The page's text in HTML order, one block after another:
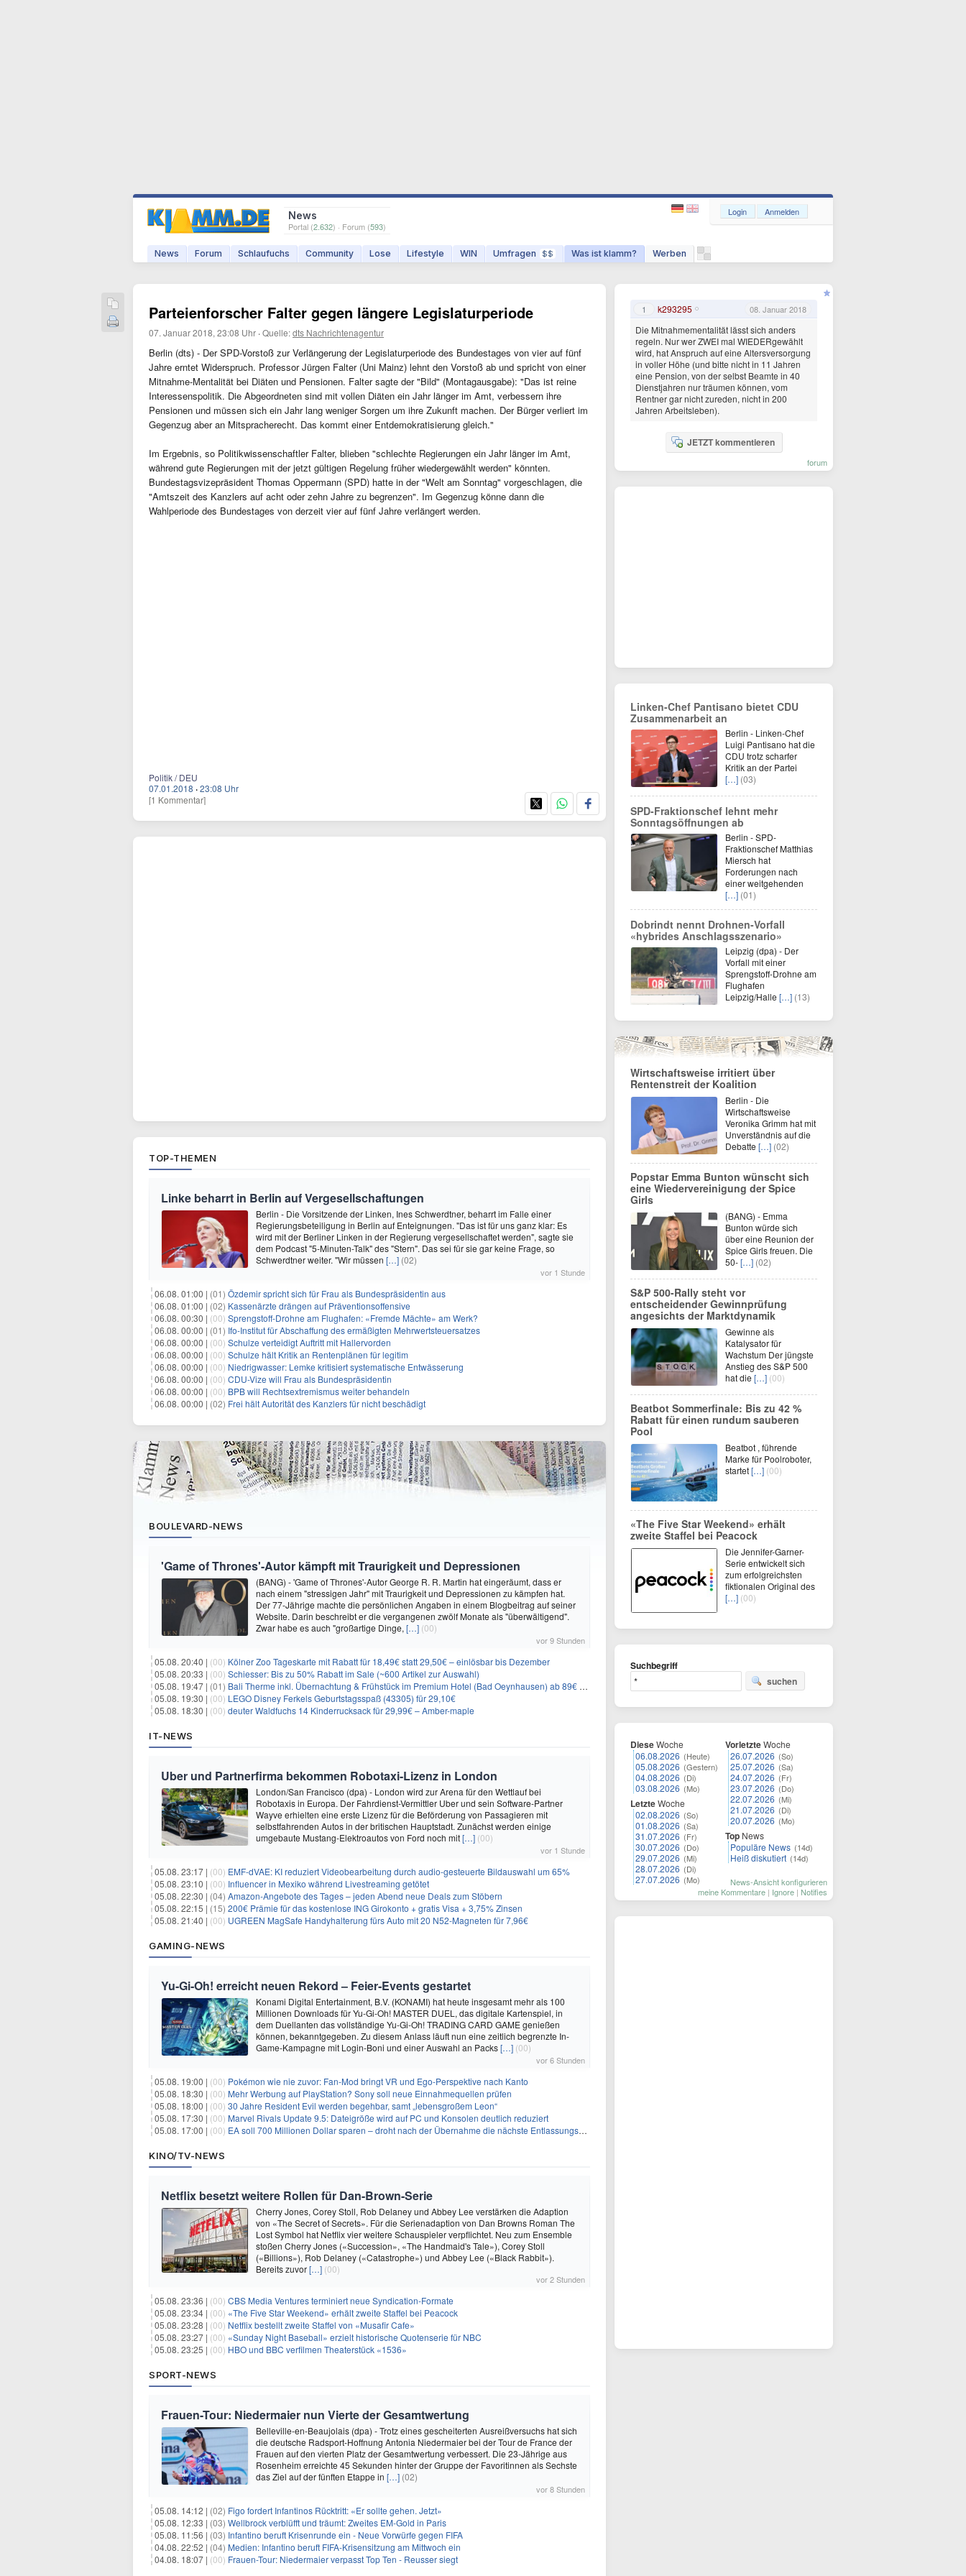
News
Portal (2.632) · Forum (593)
News Forum Schlaufuchs Community Lose Lifestyle WIN Umfragen $$ Was ist klamm? Werben
Login Anmelden
Parteienforscher Falter gegen längere Legislaturperiode
07. Januar 2018, 23:08 Uhr ·Quelle:dts Nachrichtenagentur
Berlin (dts) - Der SPD-Vorstoß zur Verlängerung der Legislaturperiode des Bundestages von vier auf fünf
Jahre erntet Widerspruch. Professor Jürgen Falter (Uni Mainz) lehnt den Vorstoß ab und spricht von einer
Mitnahme-Mentalität bei Diäten und Pensionen. Falter sagte der "Bild" (Montagausgabe): "Das ist reine
Interessenspolitik. Die Abgeordneten sind mit vollen Diäten ein Jahr länger im Amt, verbessern ihre
Pensionen und müssen sich ein Jahr lang weniger Sorgen um ihre Zukunft machen. Der Bürger verliert im
Gegenzug aber an Mitspracherecht. Das kommt einer Entdemokratisierung gleich."
Im Ergebnis, so Politikwissenschaftler Falter, blieben "schlechte Regierungen ein Jahr länger im Amt,
während gute Regierungen mit der jetzt gültigen Regelung früher wiedergewählt werden" könnten.
Bundestagsvizepräsident Thomas Oppermann (SPD) hatte in der "Welt am Sonntag" vorgeschlagen, die
"Amtszeit des Kanzlers auf acht oder zehn Jahre zu begrenzen". Im Gegenzug könne dann die
Wahlperiode des Bundestages von derzeit vier auf fünf Jahre verlängert werden.
Politik / DEU
07.01.2018 ·23:08 Uhr
[1 Kommentar]
TOP-THEMEN
Linke beharrt in Berlin auf Vergesellschaftungen
Berlin - Die Vorsitzende der Linken, Ines Schwerdtner, beharrt im Falle einer
Regierungsbeteiligung in Berlin auf Enteignungen. "Das ist für uns ganz klar: Es
wird mit der Berliner Linken in der Regierung vergesellschaftet werden", sagte sie
dem Podcast "5-Minuten-Talk" des "Stern". Das sei für sie gar keine Frage, so
Schwerdtner weiter. "Wir müssen […] (02)
vor 1 Stunde
06.08. 01:00 | (01) Özdemir spricht sich für Frau als Bundespräsidentin aus
06.08. 01:00 | (02) Kassenärzte drängen auf Präventionsoffensive
06.08. 00:30 | (00) Sprengstoff-Drohne am Flughafen: «Fremde Mächte» am Werk?
06.08. 00:00 | (01) Ifo-Institut für Abschaffung des ermäßigten Mehrwertsteuersatzes
06.08. 00:00 | (00) Schulze verteidigt Auftritt mit Hallervorden
06.08. 00:00 | (00) Schulze hält Kritik an Rentenplänen für legitim
06.08. 00:00 | (00) Niedrigwasser: Lemke kritisiert systematische Entwässerung
06.08. 00:00 | (00) CDU-Vize will Frau als Bundespräsidentin
06.08. 00:00 | (00) BPB will Rechtsextremismus weiter behandeln
06.08. 00:00 | (02) Frei hält Autorität des Kanzlers für nicht beschädigt
BOULEVARD-NEWS
'Game of Thrones'-Autor kämpft mit Traurigkeit und Depressionen
(BANG) - 'Game of Thrones'-Autor George R. R. Martin hat eingeräumt, dass er
nach einem "stressigen Jahr" mit Traurigkeit und Depressionen zu kämpfen hat.
Der 77-Jährige machte die persönlichen Angaben in einem Blogbeitrag auf seiner
Website. Darin beschreibt er die vergangenen zwölf Monate als "überwältigend".
Zwar habe es auch "großartige Dinge, […] (00)
vor 9 Stunden
05.08. 20:40 | (00) Kölner Zoo Tageskarte mit Rabatt für 18,49€ statt 29,50€ – einlösbar bis Dezember
05.08. 20:33 | (00) Schiesser: Bis zu 50% Rabatt im Sale (~600 Artikel zur Auswahl)
05.08. 19:47 | (01) Bali Therme inkl. Übernachtung & Frühstück im Premium Hotel (Bad Oeynhausen) ab 89€ p.P.
05.08. 19:30 | (00) LEGO Disney Ferkels Geburtstagsspaß (43305) für 29,10€
05.08. 18:30 | (00) deuter Waldfuchs 14 Kinderrucksack für 29,99€ – Amber-maple
IT-NEWS
Uber und Partnerfirma bekommen Robotaxi-Lizenz in London
London/San Francisco (dpa) - London wird zur Arena für den Wettlauf bei
Robotaxis in Europa. Der Fahrdienst-Vermittler Uber und sein Software-Partner
Wayve erhielten eine erste Lizenz für die Beförderung von Passagieren mit
selbstfahrenden Autos in der britischen Hauptstadt. Zunächst werden einige
umgebaute Mustang-Elektroautos von Ford noch mit[…] (00)
vor 1 Stunde
05.08. 23:17 | (00) EMF-dVAE: KI reduziert Videobearbeitung durch audio-gesteuerte Bildauswahl um 65%
05.08. 23:10 | (00) Influencer in Mexiko während Livestreaming getötet
05.08. 22:30 | (04) Amazon-Angebote des Tages – jeden Abend neue Deals zum Stöbern
05.08. 22:15 | (15) 200€ Prämie für das kostenlose ING Girokonto + gratis Visa + 3,75% Zinsen
05.08. 21:40 | (00) UGREEN MagSafe Handyhalterung fürs Auto mit 20 N52-Magneten für 7,96€
GAMING-NEWS
Yu‑Gi‑Oh! erreicht neuen Rekord – Feier‑Events gestartet
Konami Digital Entertainment, B.V. (KONAMI) hat heute insgesamt mehr als 100
Millionen Downloads für Yu-Gi-Oh! MASTER DUEL, das digitale Kartenspiel, in
dem Duellanten das vollständige Yu-Gi-Oh! TRADING CARD GAME genießen
können, bekanntgegeben. Zu diesem Anlass läuft nun eine zeitlich begrenzte In-
Game-Kampagne mit Login-Boni und einer Auswahl an Packs[…] (00)
vor 6 Stunden
05.08. 19:00 | (00) Pokémon wie nie zuvor: Fan-Mod bringt VR und Ego-Perspektive nach Kanto
05.08. 18:30 | (00) Mehr Werbung auf PlayStation? Sony soll neue Einnahmequellen prüfen
05.08. 18:00 | (00) 30 Jahre Resident Evil werden begehbar, samt „lebensgroßem Leon“
05.08. 17:30 | (00) Marvel Rivals Update 9.5: Dateigröße wird auf PC und Konsolen deutlich reduziert
05.08. 17:00 | (00) EA soll 700 Millionen Dollar sparen – droht nach der Übernahme die nächste Entlassungswelle?
KINO/TV-NEWS
Netflix besetzt weitere Rollen für Dan-Brown-Serie
Cherry Jones, Corey Stoll, Rob Delaney und Abbey Lee verstärken die Adaption
von «The Secret of Secrets». Für die Serienadaption von Dan Browns Roman The
Lost Symbol hat Netflix vier weitere Schauspieler verpflichtet. Neu zum Ensemble
stoßen Cherry Jones («Succession», «The Handmaid's Tale»), Corey Stoll
(«Billions»), Rob Delaney («Catastrophe») und Abbey Lee («Black Rabbit»).
Bereits zuvor[…] (00)
vor 2 Stunden
05.08. 23:36 | (00) CBS Media Ventures terminiert neue Syndication-Formate
05.08. 23:34 | (00) «The Five Star Weekend» erhält zweite Staffel bei Peacock
05.08. 23:28 | (00) Netflix bestellt zweite Staffel von «Musafir Cafe»
05.08. 23:27 | (00) «Sunday Night Baseball» erzielt historische Quotenserie für NBC
05.08. 23:25 | (00) HBO und BBC verfilmen Theaterstück «1536»
SPORT-NEWS
Frauen-Tour: Niedermaier nun Vierte der Gesamtwertung
Belleville-en-Beaujolais (dpa) - Trotz eines gescheiterten Ausreißversuchs hat sich
die deutsche Radsport-Hoffnung Antonia Niedermaier bei der Tour de France der
Frauen auf den vierten Platz der Gesamtwertung verbessert. Die 23-Jährige aus
Rosenheim erreichte 45 Sekunden hinter der Gruppe der Favoritinnen als Sechste
das Ziel auf der fünften Etappe in […] (02)
vor 8 Stunden
05.08. 14:12 | (02) Figo fordert Infantinos Rücktritt: «Er sollte gehen. Jetzt»
05.08. 12:33 | (03) Wellbrock verblüfft und träumt: Zweites EM-Gold in Paris
05.08. 11:56 | (03) Infantino beruft Krisenrunde ein - Neue Vorwürfe gegen FIFA
04.08. 22:52 | (04) Medien: Infantino beruft FIFA-Krisensitzung am Mittwoch ein
04.08. 18:07 | (00) Frauen-Tour: Niedermaier verpasst Top Ten - Reusser siegt
1 k293295 08. Januar 2018
Die Mitnahmementalität lässt sich anders
regeln. Nur wer ZWEI mal WIEDERgewählt
wird, hat Anspruch auf eine Altersversorgung
in voller Höhe (und bitte nicht in 11 Jahren
eine Pension, von der selbst Beamte in 40
Dienstjahren nur träumen können, vom
Rentner gar nicht zureden, nicht in 200
Jahren Arbeitsleben).
JETZT kommentieren
forum
Linken-Chef Pantisano bietet CDU
Zusammenarbeit an
Berlin - Linken-Chef
Luigi Pantisano hat die
CDU trotz scharfer
Kritik an der Partei
[…] (03)
SPD-Fraktionschef lehnt mehr
Sonntagsöffnungen ab
Berlin - SPD-
Fraktionschef Matthias
Miersch hat
Forderungen nach
einer weitgehenden
[…] (01)
Dobrindt nennt Drohnen-Vorfall
«hybrides Anschlagsszenario»
Leipzig (dpa) - Der
Vorfall mit einer
Sprengstoff-Drohne am
Flughafen
Leipzig/Halle […] (13)
Wirtschaftsweise irritiert über
Rentenstreit der Koalition
Berlin - Die
Wirtschaftsweise
Veronika Grimm hat mit
Unverständnis auf die
Debatte […] (02)
Popstar Emma Bunton wünscht sich
eine Wiedervereinigung der Spice
Girls
(BANG) - Emma
Bunton würde sich
über eine Reunion der
Spice Girls freuen. Die
50-[…] (02)
S&P 500-Rally steht vor
entscheidender Gewinnprüfung
angesichts der Marktdynamik
Gewinne als
Katalysator für
Wachstum Der jüngste
Anstieg des S&P 500
hat die […] (00)
Beatbot Sommerfinale: Bis zu 42 %
Rabatt für einen rundum sauberen
Pool
Beatbot , führende
Marke für Poolroboter,
startet[…] (00)
«The Five Star Weekend» erhält
zweite Staffel bei Peacock
Die Jennifer-Garner-
Serie entwickelt sich
zum erfolgreichsten
fiktionalen Original des
[…] (00)
Suchbegriff
suchen
DieseWoche
06.08.2026 (Heute)
05.08.2026 (Gestern)
04.08.2026 (Di)
03.08.2026 (Mo)
LetzteWoche
02.08.2026 (So)
01.08.2026 (Sa)
31.07.2026 (Fr)
30.07.2026 (Do)
29.07.2026 (Mi)
28.07.2026 (Di)
27.07.2026 (Mo)
VorletzteWoche
26.07.2026 (So)
25.07.2026 (Sa)
24.07.2026 (Fr)
23.07.2026 (Do)
22.07.2026 (Mi)
21.07.2026 (Di)
20.07.2026 (Mo)
Top News
Populäre News (14d)
Heiß diskutiert (14d)
News-Ansicht konfigurieren
meine Kommentare | Ignore | Notifies